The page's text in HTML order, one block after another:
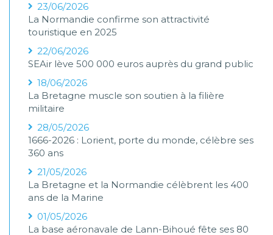
23/06/2026
La Normandie confirme son attractivité
touristique en 2025
22/06/2026
SEAir lève 500 000 euros auprès du grand public
18/06/2026
La Bretagne muscle son soutien à la filière
militaire
28/05/2026
1666-2026 : Lorient, porte du monde, célèbre ses
360 ans
21/05/2026
La Bretagne et la Normandie célèbrent les 400
ans de la Marine
01/05/2026
La base aéronavale de Lann-Bihoué fête ses 80